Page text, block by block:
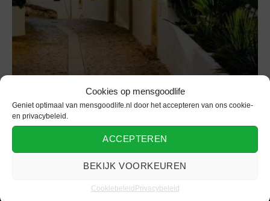
Cookies op mensgoodlife
Geniet optimaal van mensgoodlife.nl door het accepteren van ons cookie-
en privacybeleid.
ACCEPTEREN
BEKIJK VOORKEUREN
CookiebeleidPrivacybeleid